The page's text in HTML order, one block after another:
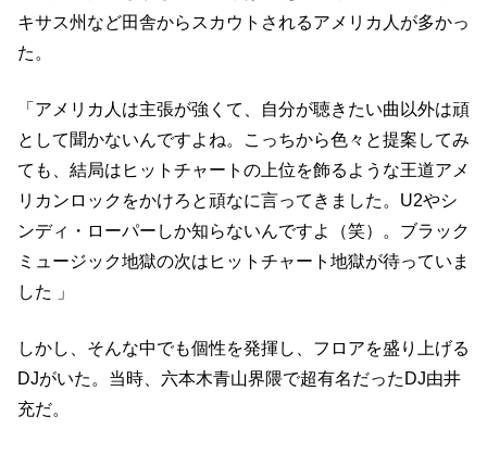
キサス州など田舎からスカウトされるアメリカ人が多かっ
た。
「アメリカ人は主張が強くて、自分が聴きたい曲以外は頑
として聞かないんですよね。こっちから色々と提案してみ
ても、結局はヒットチャートの上位を飾るような王道アメ
リカンロックをかけろと頑なに言ってきました。U2やシ
ンディ・ローパーしか知らないんですよ（笑）。ブラック
ミュージック地獄の次はヒットチャート地獄が待っていま
した 」
しかし、そんな中でも個性を発揮し、フロアを盛り上げる
DJがいた。当時、六本木青山界隈で超有名だったDJ由井
充だ。